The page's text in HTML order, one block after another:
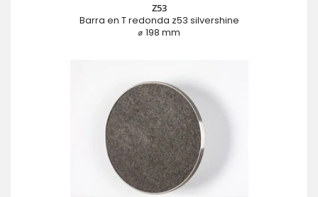
Z53
Barra en T redonda z53 silvershine
⌀ 198 mm